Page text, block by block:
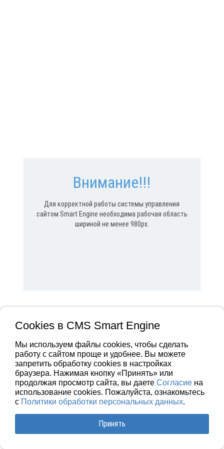
Внимание!!!
Для корректной работы системы управления
сайтом Smart Engine необходима рабочая область
шириной не менее 980px.
Cookies в CMS Smart Engine
Мы используем файлы cookies, чтобы сделать
работу с сайтом проще и удобнее. Вы можете
запретить обработку сookies в настройках
браузера. Нажимая кнопку «Принять» или
продолжая просмотр сайта, вы даете Согласие на
использование cookies. Пожалуйста, ознакомьтесь
с Политики обработки персональных данных.
Принять